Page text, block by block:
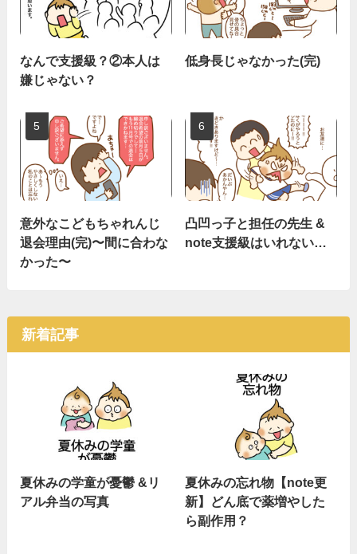
なんで支援級？②本人は
嫌じゃない？
低身長じゃなかった(完)
意外なこどもちゃれんじ
退会理由(完)〜間に合わな
かった〜
凸凹っ子と担任の先生 &
note支援級はいれない…
新着記事
夏休みの学童が憂鬱 &リ
アル弁当の写真
夏休みの忘れ物【note更
新】どん底で薬増やした
ら副作用？